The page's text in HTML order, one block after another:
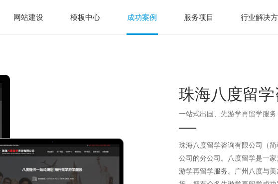
网站建设 模板中心 成功案例 服务项目 行业解决
珠海八度留
一站式出国、先游学再留学服务
珠海八度留学咨询有限公司（
公司的分公司。八度留学是一
游学再留学服务。广州八度与